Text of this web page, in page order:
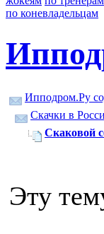
по коневладельцам
Ипподром.Ру
Скачки в
Скаковой
Эту